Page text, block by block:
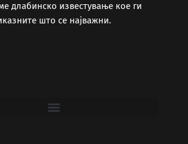
длабинско известување кое ги
што се најважни.